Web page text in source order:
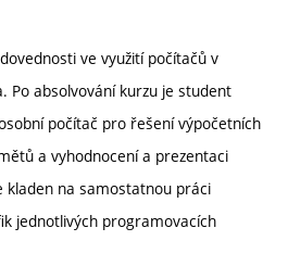
ve využití počítačů v
Po absolvování kurzu je student
počítač pro řešení výpočetních
a vyhodnocení a prezentaci
kladen na samostatnou práci
jednotlivých programovacích